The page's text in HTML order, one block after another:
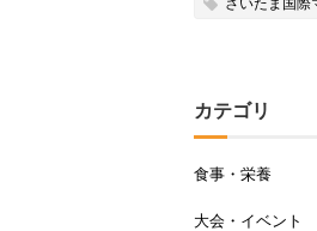
さいたま国際
カテゴリ
食事・栄養
大会・イベント